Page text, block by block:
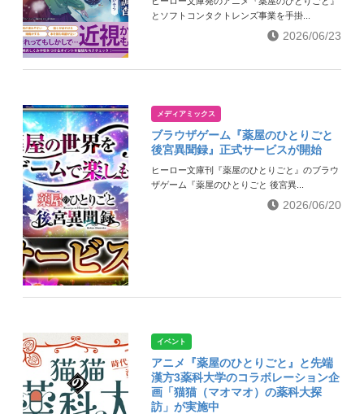
とソフトコンタクトレンズ事業を手掛...
2026/06/23
メディアミックス
ブラウザゲーム『薬屋のひとりごと
後宮異聞録』正式サービスが開始
ヒーロー文庫刊『薬屋のひとりごと』のブラウ
ザゲーム『薬屋のひとりごと 後宮異...
2026/06/20
イベント
アニメ『薬屋のひとりごと』と先端
漢方3薬科大学のコラボレーション企
画「猫猫（マオマオ）の薬科大探
訪」が実施中